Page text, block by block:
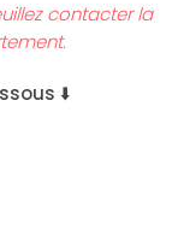
contacter la
⬇️